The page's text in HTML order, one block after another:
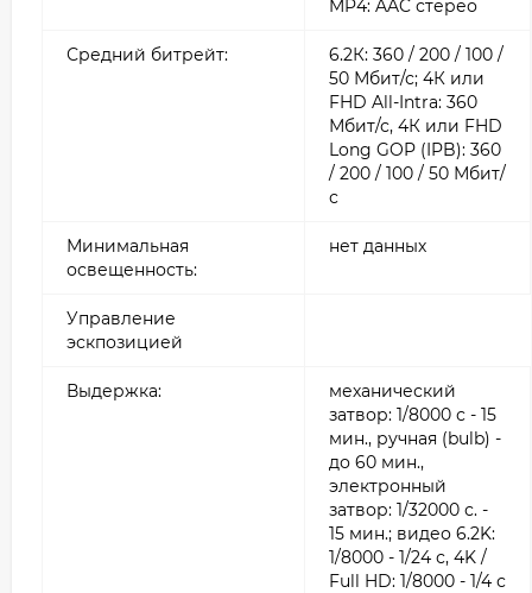
MP4: AAC стерео
Средний битрейт:
6.2К: 360 / 200 / 100 /
50 Мбит/с; 4К или
FHD All-Intra: 360
Мбит/с, 4К или FHD
Long GOP (IPB): 360
/ 200 / 100 / 50 Мбит/
с
Минимальная
освещенность:
нет данных
Управление
эскпозицией
Выдержка:
механический
затвор: 1/8000 с - 15
мин., ручная (bulb) -
до 60 мин.,
электронный
затвор: 1/32000 с. -
15 мин.; видео 6.2K:
1/8000 - 1/24 с, 4K /
Full HD: 1/8000 - 1/4 с